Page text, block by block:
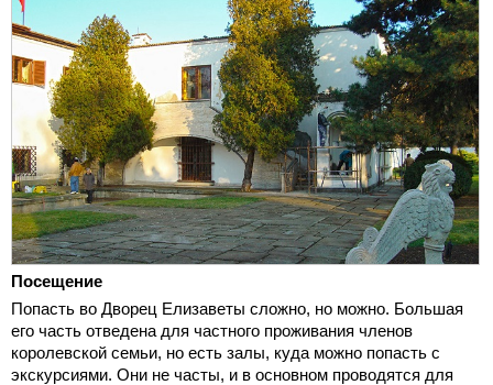
Посещение
Попасть во Дворец Елизаветы сложно, но можно. Большая
его часть отведена для частного проживания членов
королевской семьи, но есть залы, куда можно попасть с
экскурсиями. Они не часты, и в основном проводятся для